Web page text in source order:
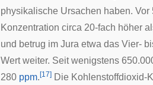
physikalische Ursachen haben.
Konzentration circa 20-fach höher
und betrug im Jura etwa das Vier-
Wert weiter. Seit wenigstens
280 ppm. [17] Die Kohlenstoffdioxid-